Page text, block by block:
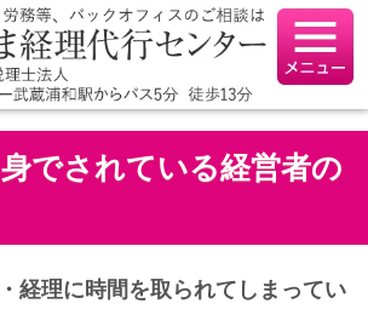
でされている経営者の
・経理に時間を取られてしまってい